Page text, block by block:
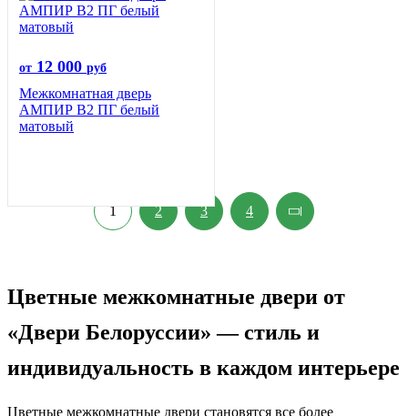
от 12 000 руб
Межкомнатная дверь
АМПИР В2 ПГ белый
матовый
1 2 3 4
Цветные межкомнатные двери от
«Двери Белоруссии» — стиль и
индивидуальность в каждом интерьере
Цветные межкомнатные двери становятся все более